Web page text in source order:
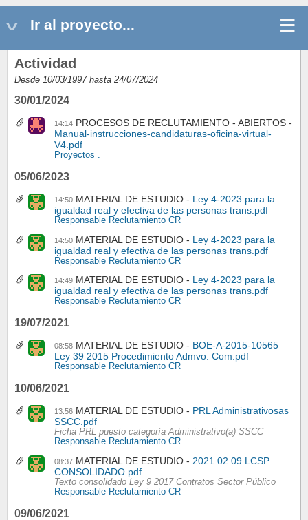
Ir al proyecto...
Actividad
Desde 10/03/1997 hasta 24/07/2024
30/01/2024
14:14 PROCESOS DE RECLUTAMIENTO - ABIERTOS
Manual-instrucciones-candidaturas-oficina-virtual-
V4.pdf
Proyectos .
05/06/2023
14:50 MATERIAL DE ESTUDIO
Ley 4-2023 para la
igualdad real y efectiva de las personas trans.pdf
Responsable Reclutamiento CR
14:50 MATERIAL DE ESTUDIO
Ley 4-2023 para la
igualdad real y efectiva de las personas trans.pdf
Responsable Reclutamiento CR
14:49 MATERIAL DE ESTUDIO
Ley 4-2023 para la
igualdad real y efectiva de las personas trans.pdf
Responsable Reclutamiento CR
19/07/2021
08:58 MATERIAL DE ESTUDIO
BOE-A-2015-10565
Ley 39 2015 Procedimiento Admvo. Com.pdf
Responsable Reclutamiento CR
10/06/2021
13:56 MATERIAL DE ESTUDIO
PRL Administrativosas
SSCC.pdf
Ficha PRL puesto categoría Administrativo(a) SSCC
Responsable Reclutamiento CR
08:37 MATERIAL DE ESTUDIO
2021 02 09 LCSP
CONSOLIDADO.pdf
Texto consolidado Ley 9 2017 Contratos Sector Público
Responsable Reclutamiento CR
09/06/2021